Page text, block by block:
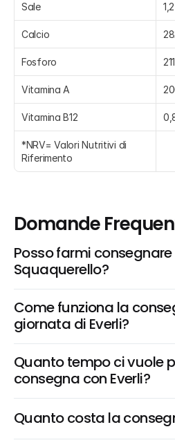
Sale
Calcio
Fosforo
Vitamina A
Vitamina B12
*NRV= Valori Nutritivi di
Riferimento
Domande
Posso farmi consegnare
Squaquerello?
Come funziona la
giornata di Everli?
Quanto tempo ci vuole
consegna con Everli?
Quanto costa la